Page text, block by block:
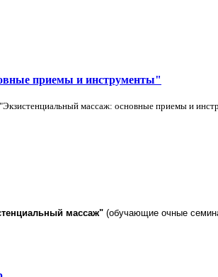
приемы и инструменты"
"Экзистенциальный массаж: основные приемы и
массаж" (обучающие очные